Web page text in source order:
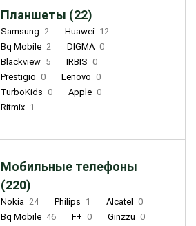
Планшеты (22)
Samsung 2 Huawei 12
Bq Mobile 2 DIGMA 0
Blackview 5 IRBIS 0
Prestigio 0 Lenovo 0
TurboKids 0 Apple 0
Ritmix 1
Мобильные телефоны
(220)
Nokia 24 Philips 1 Alcatel
0
Bq Mobile 46 F+ 0 Ginzzu 0